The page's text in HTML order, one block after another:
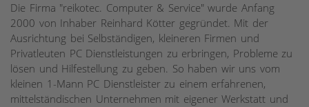
Die Firma "reikotec. Computer & Service" wurde Anfang
2000 von Inhaber Reinhard Kötter gegründet. Mit der
Ausrichtung bei Selbständigen, kleineren Firmen und
Privatleuten PC Dienstleistungen zu erbringen, Probleme zu
lösen und Hilfestellung zu geben. So haben wir uns vom
kleinen 1-Mann PC Dienstleister zu einem erfahrenen,
mittelständischen Unternehmen mit eigener Werkstatt und